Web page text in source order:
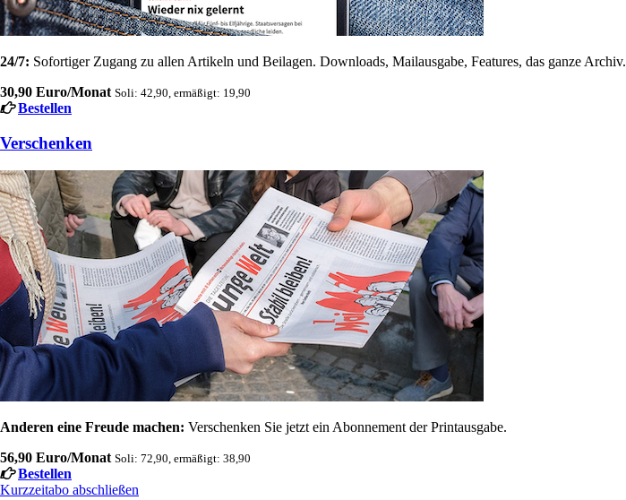
24/7: Sofortiger Zugang zu allen Artikeln und Beilagen. Downloads, Mailausgabe, Features, das ganze Archiv.
30,90 Euro/Monat Soli: 42,90, ermäßigt: 19,90
Bestellen
Verschenken
Anderen eine Freude machen: Verschenken Sie jetzt ein Abonnement der Printausgabe.
56,90 Euro/Monat Soli: 72,90, ermäßigt: 38,90
Bestellen
Kurzzeitabo abschließen